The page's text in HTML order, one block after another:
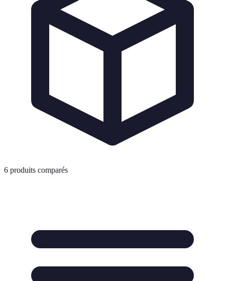
6 produits comparés